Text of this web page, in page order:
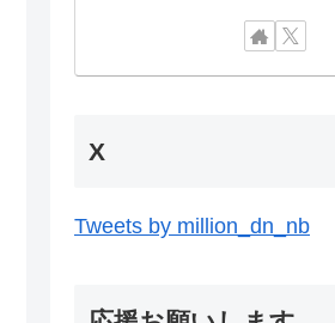
X
Tweets by million_dn_nb